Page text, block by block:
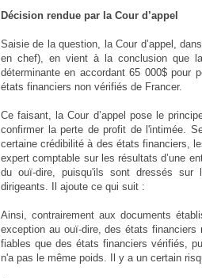
Décision rendue par la Cour d’appel
Saisie de la question, la Cour d’appel,
en chef), en vient à la conclusion que
déterminante en accordant 65 000$ pour
états financiers non vérifiés de Francer.
Ce faisant, la Cour d’appel pose le
confirmer la perte de profit de l'intimée.
certaine crédibilité à des états financiers,
expert comptable sur les résultats d’une
du ouï-dire, puisqu'ils sont dressés sur
dirigeants. Il ajoute ce qui suit :
Ainsi, contrairement aux documents
exception au ouï-dire, des états
fiables que des états financiers vérifiés,
n'a pas le même poids. Il y a un certain